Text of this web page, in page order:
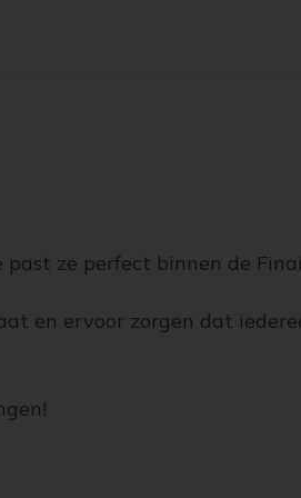
ze perfect binnen de
en ervoor zorgen dat